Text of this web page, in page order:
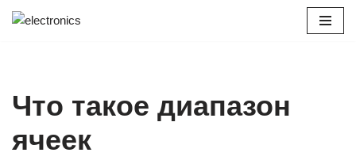
Что такое диапазон
ячеек